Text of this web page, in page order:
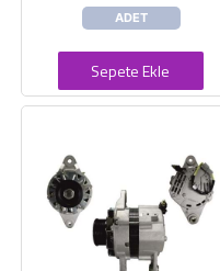
ADET
Sepete Ekle